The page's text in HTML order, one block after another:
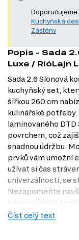
Doporučujeme
Kuchyňská
Zástěny
Popis - Sada
Luxe / RíóLajn
Sada 2.6 Slonová
kuchyňský set,
šířkou 260 cm
kulinářské
laminovaného
povrchem, což
snadnou údržbu.
prvků vám umožní
užívat si čas
univerzálnosti, se
Nezapomeňte
kde si můžete
Dostupné
Číst celý text